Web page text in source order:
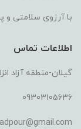
با آرزوی سلامتی و
اطلاعات تماس
گیلان-منطقه آزاد
09303105636